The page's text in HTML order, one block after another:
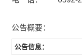
公告概要：
公告信息：